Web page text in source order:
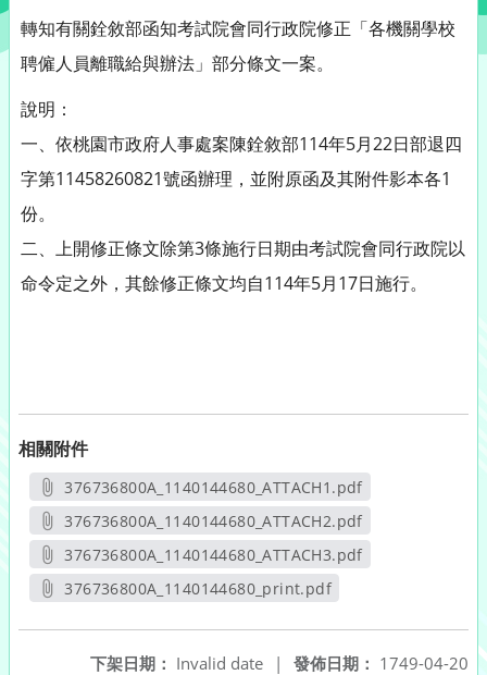
轉知有關銓敘部函知考試院會同行政院修正「各機關學校
聘僱人員離職給與辦法」部分條文一案。
說明：
一、依桃園市政府人事處案陳銓敘部114年5月22日部退四
字第11458260821號函辦理，並附原函及其附件影本各1
份。
二、上開修正條文除第3條施行日期由考試院會同行政院以
命令定之外，其餘修正條文均自114年5月17日施行。
相關附件
376736800A_1140144680_ATTACH1.pdf
另開新視窗
376736800A_1140144680_ATTACH2.pdf
另開新視窗
376736800A_1140144680_ATTACH3.pdf
另開新視窗
376736800A_1140144680_print.pdf
發佈日期： 1749-04-20
下架日期： Invalid date
|